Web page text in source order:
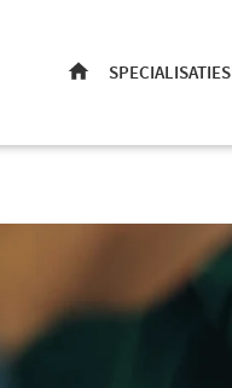
HOME
SPECIALISATIES